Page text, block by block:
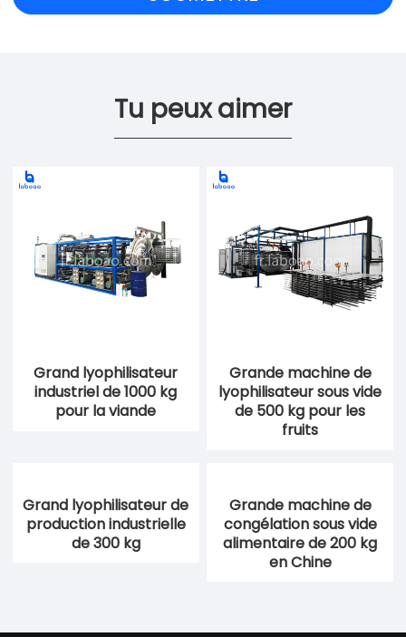
Tu peux aimer
Grand lyophilisateur
industriel de 1000 kg
pour la viande
Grande machine de
lyophilisateur sous vide
de 500 kg pour les
fruits
Grande machine de
congélation sous vide
alimentaire de 200 kg
en Chine